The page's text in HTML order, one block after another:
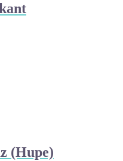
(Hupe)